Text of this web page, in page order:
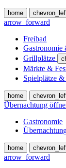
home
arrow_forward
Freibad
Gastronomie
Grillplätze
Märkte &
Spielplätze
home
Übernachtung
Gastronomie
home
arrow_forward